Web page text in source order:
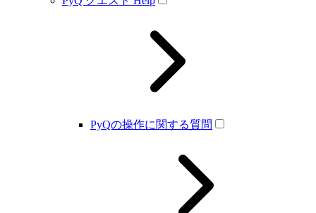
PyQの操作に関する質問